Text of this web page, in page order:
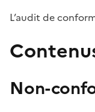
L’audit de
Non-